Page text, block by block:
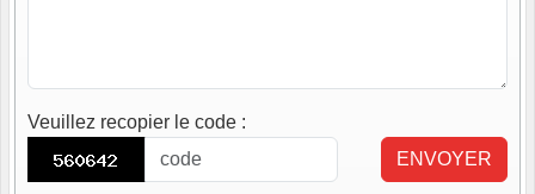
Veuillez recopier le code :
ENVOYER